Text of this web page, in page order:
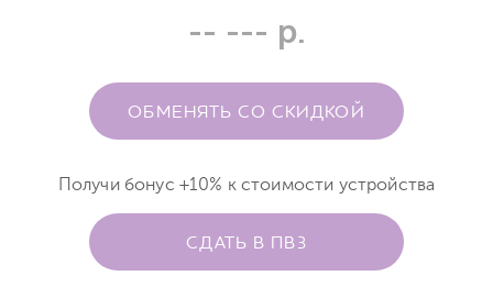
-- --- р.
ОБМЕНЯТЬ СО СКИДКОЙ
Получи бонус +10% к стоимости устройства
СДАТЬ В ПВЗ